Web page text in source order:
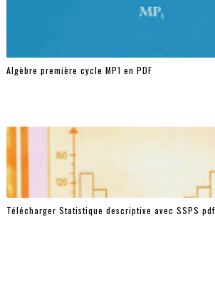
Algèbre première cycle MP1 en PDF
Télécharger Statistique descriptive avec SSPS pdf